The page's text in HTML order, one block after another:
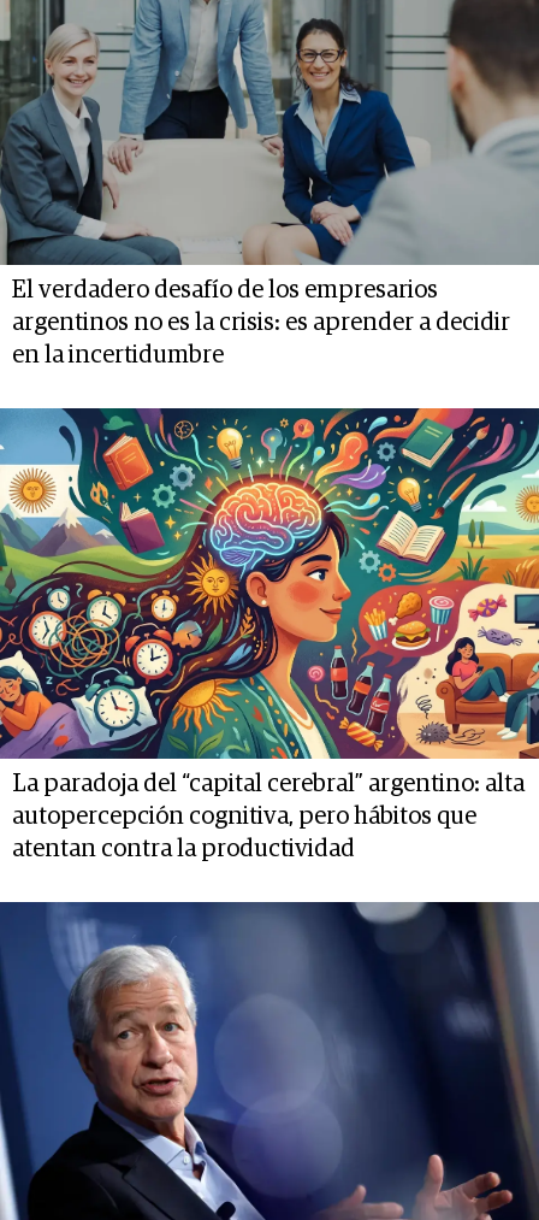
El verdadero desafío de los empresarios
argentinos no es la crisis: es aprender a decidir
en la incertidumbre
La paradoja del “capital cerebral” argentino: alta
autopercepción cognitiva, pero hábitos que
atentan contra la productividad